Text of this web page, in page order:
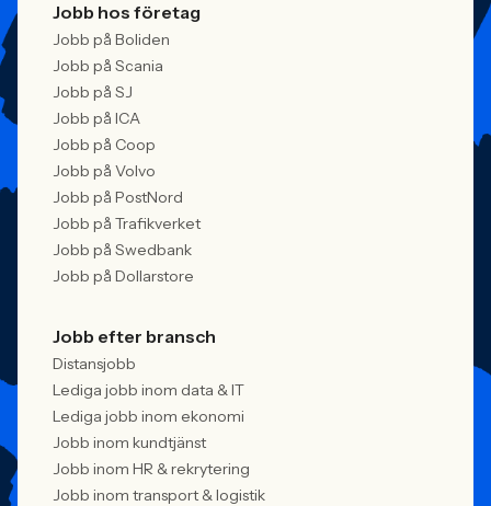
Jobb hos företag
Jobb på Boliden
Jobb på Scania
Jobb på SJ
Jobb på ICA
Jobb på Coop
Jobb på Volvo
Jobb på PostNord
Jobb på Trafikverket
Jobb på Swedbank
Jobb på Dollarstore
Jobb efter bransch
Distansjobb
Lediga jobb inom data & IT
Lediga jobb inom ekonomi
Jobb inom kundtjänst
Jobb inom HR & rekrytering
Jobb inom transport & logistik